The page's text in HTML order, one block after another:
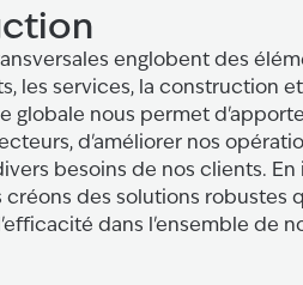
englobent des
les services, la construction
globale nous permet
d'améliorer nos
besoins de nos clients. En
créons des solutions robustes
dans l'ensemble de